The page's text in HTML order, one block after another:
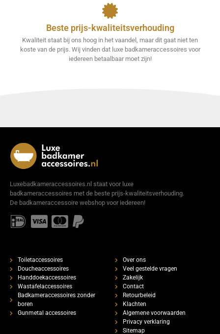
Beste prijs-kwaliteitsverhouding
Kwaliteit staat bij ons hoog in het vaandel, maar dit gaat niet ten
koste van de prijs. Wij vinden dat luxe badkameraccessoires voor
iedereen betaalbaar moet zijn!
Luxebadkameraccessoires.nl staat voor luxe
badkameraccessoires met de beste prijs-kwaliteitsverhouding.
De badkameraccessoire webshop voor iedereen!
Toiletaccessoires
Doucheaccessoires
Handdoekaccessoires
Wastafelaccessoires
Badkameraccessoires zonder
boren
Gunmetal accessoires
Over ons
Veel gestelde vragen
Zakelijk
Contact
Retourbeleid
Klachten
Algemene voorwaarden
Privacy verklaring
Sitemap